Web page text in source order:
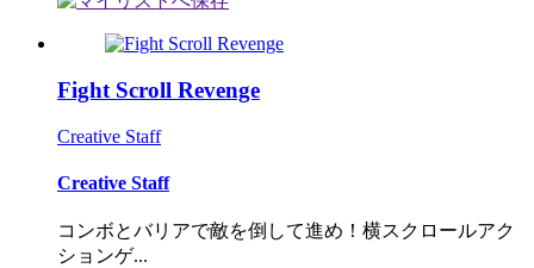
Fight Scroll Revenge
Creative Staff
Creative Staff
コンボとバリアで敵を倒して進め！横スクロールアク
ションゲ...